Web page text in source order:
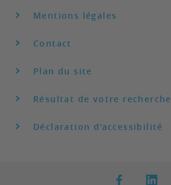
Mentions légales
Contact
Plan du site
Résultat de votre recherche
Déclaration d'accessibilité